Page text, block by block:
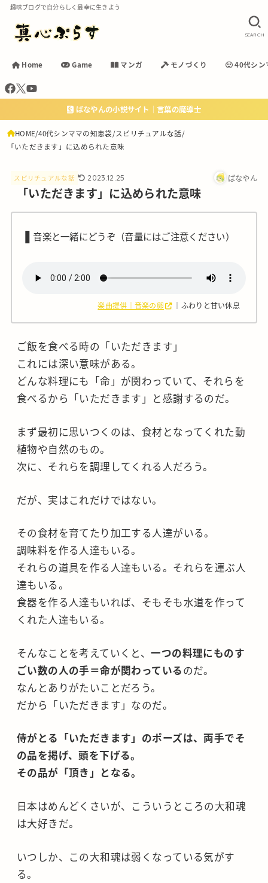
趣味ブログで自分らしく最幸に生きよう
Home Game マンガ モノづくり 40代シン
SEARCH
ばなやんの小説サイト｜言葉の魔導士
HOME 40代シンママの知恵袋 スピリチュアルな話
「いただきます」に込められた意味
スピリチュアルな話 2023.12.25 ばなやん
「いただきます」に込められた意味
❚音楽と一緒にどうぞ（音量にはご注意ください）
楽曲提供｜音楽の卵 ｜ふわりと甘い休息
ご飯を食べる時の「いただきます」
これには深い意味がある。
どんな料理にも「命」が関わっていて、それらを
食べるから「いただきます」と感謝するのだ。
まず最初に思いつくのは、食材となってくれた動
植物や自然のもの。
次に、それらを調理してくれる人だろう。
だが、実はこれだけではない。
その食材を育てたり加工する人達がいる。
調味料を作る人達もいる。
それらの道具を作る人達もいる。それらを運ぶ人
達もいる。
食器を作る人達もいれば、そもそも水道を作って
くれた人達もいる。
そんなことを考えていくと、一つの料理にものす
ごい数の人の手＝命が関わっているのだ。
なんとありがたいことだろう。
だから「いただきます」なのだ。
侍がとる「いただきます」のポーズは、両手でそ
の品を掲げ、頭を下げる。
その品が「頂き」となる。
日本はめんどくさいが、こういうところの大和魂
は大好きだ。
いつしか、この大和魂は弱くなっている気がす
る。